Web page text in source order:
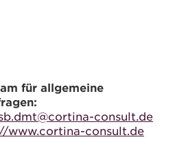
für allgemeine
consult.de
www.cortina-consult.de